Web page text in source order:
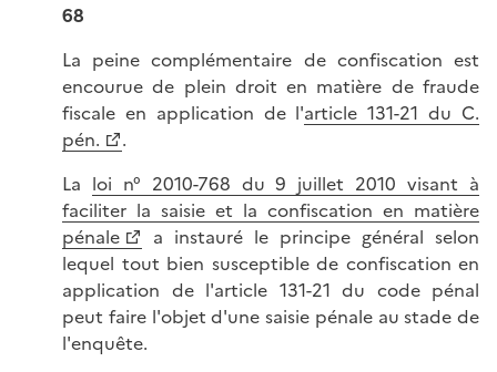
68
La peine complémentaire de confiscation est
encourue de plein droit en matière de fraude
fiscale en application de l'article 131-21 du C.
pén.
.
La loi n° 2010-768 du 9 juillet 2010 visant à
faciliter la saisie et la confiscation en matière
pénale
a instauré le principe général selon
lequel tout bien susceptible de confiscation en
application de l'article 131-21 du code pénal
peut faire l'objet d'une saisie pénale au stade de
l'enquête.